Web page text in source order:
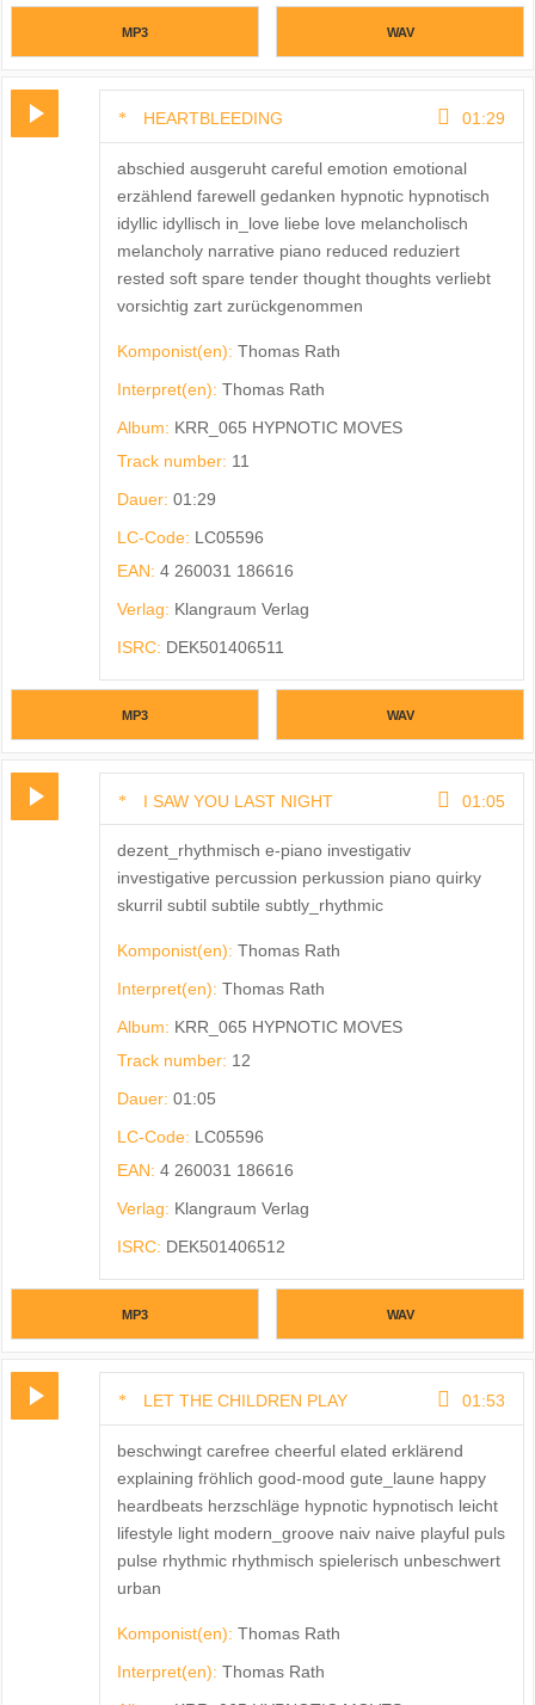
MP3 WAV
HEARTBLEEDING 01:29
abschied ausgeruht careful emotion emotional
erzählend farewell gedanken hypnotic hypnotisch
idyllic idyllisch in_love liebe love melancholisch
melancholy narrative piano reduced reduziert
rested soft spare tender thought thoughts verliebt
vorsichtig zart zurückgenommen
Komponist(en): Thomas Rath
Interpret(en): Thomas Rath
Album: KRR_065 HYPNOTIC MOVES
Track number: 11
Dauer: 01:29
LC-Code: LC05596
EAN: 4 260031 186616
Verlag: Klangraum Verlag
ISRC: DEK501406511
MP3 WAV
I SAW YOU LAST NIGHT 01:05
dezent_rhythmisch e-piano investigativ
investigative percussion perkussion piano quirky
skurril subtil subtile subtly_rhythmic
Komponist(en): Thomas Rath
Interpret(en): Thomas Rath
Album: KRR_065 HYPNOTIC MOVES
Track number: 12
Dauer: 01:05
LC-Code: LC05596
EAN: 4 260031 186616
Verlag: Klangraum Verlag
ISRC: DEK501406512
MP3 WAV
LET THE CHILDREN PLAY 01:53
beschwingt carefree cheerful elated erklärend
explaining fröhlich good-mood gute_laune happy
heardbeats herzschläge hypnotic hypnotisch leicht
lifestyle light modern_groove naiv naive playful puls
pulse rhythmic rhythmisch spielerisch unbeschwert
urban
Komponist(en): Thomas Rath
Interpret(en): Thomas Rath